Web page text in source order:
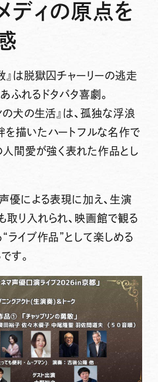
ディの原点を
』は脱獄囚チャーリーの逃走
ふれるドタバタ喜劇。
の犬の生活』は、孤独な浮浪
を描いたハートフルな名作で
人間愛が強く表れた作品とし
優による表現に加え、生演
り入れられ、映画館で観る
“ライブ作品”として楽しめる
す。